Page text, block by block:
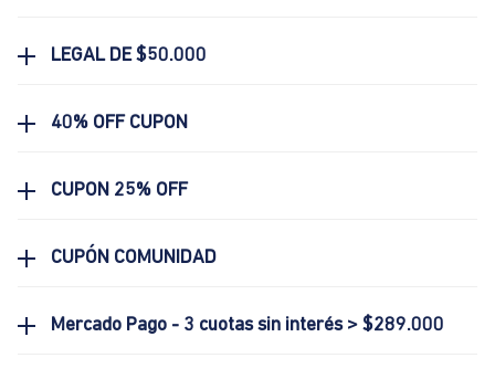
LEGAL DE $50.000
40% OFF CUPON
CUPON 25% OFF
CUPÓN COMUNIDAD
Mercado Pago - 3 cuotas sin interés > $289.000